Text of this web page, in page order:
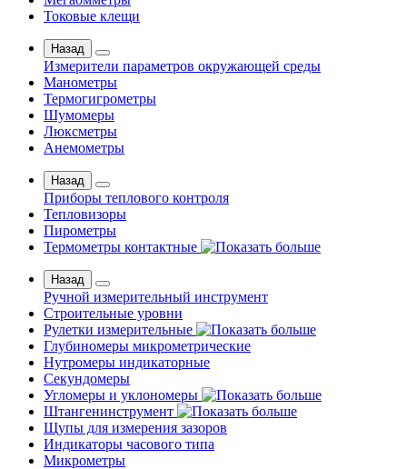
Токовые клещи
Назад
Измерители параметров окружающей среды
Манометры
Термогигрометры
Шумомеры
Люксметры
Анемометры
Назад
Приборы теплового контроля
Тепловизоры
Пирометры
Термометры контактные
Назад
Ручной измерительный инструмент
Строительные уровни
Рулетки измерительные
Глубиномеры микрометрические
Нутромеры индикаторные
Секундомеры
Угломеры и уклономеры
Штангенинструмент
Щупы для измерения зазоров
Индикаторы часового типа
Микрометры